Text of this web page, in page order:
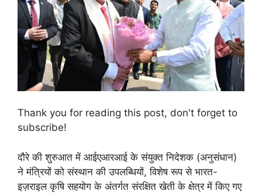
Thank you for reading this post, don't forget to
subscribe!
दौरे की शुरुआत में आईएआरआई के संयुक्त निदेशक (अनुसंधान)
ने मंत्रियों को संस्थान की उपलब्धियों, विशेष रूप से भारत-
इज़राइल कृषि सहयोग के अंतर्गत संरक्षित खेती के क्षेत्र में किए गए